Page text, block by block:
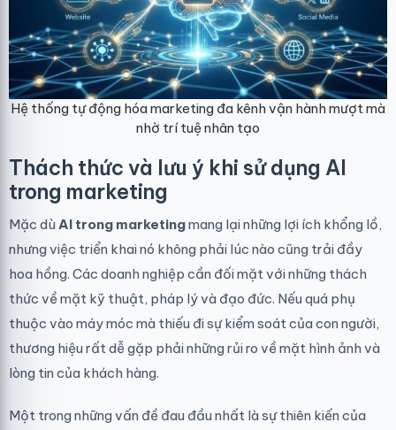
Hệ thống tự động hóa marketing đa kênh vận hành mượt mà
nhờ trí tuệ nhân tạo
Thách thức và lưu ý khi sử dụng AI
trong marketing
Mặc dù AI trong marketingmang lại những lợi ích khổng lồ,
nhưng việc triển khai nó không phải lúc nào cũng trải đầy
hoa hồng. Các doanh nghiệp cần đối mặt với những thách
thức về mặt kỹ thuật, pháp lý và đạo đức. Nếu quá phụ
thuộc vào máy móc mà thiếu đi sự kiểm soát của con người,
thương hiệu rất dễ gặp phải những rủi ro về mặt hình ảnh và
lòng tin của khách hàng.
Một trong những vấn đề đau đầu nhất là sự thiên kiến của